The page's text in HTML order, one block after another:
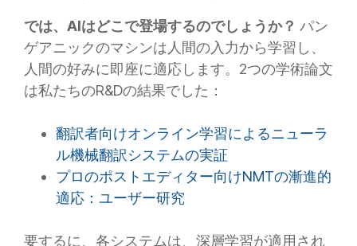
では、AIはどこで登場するのでしょうか？ パン
ゲアニックのマシンは人間の入力から学習し、
人間の好みに即座に適応します。2つの学術論文
は私たちのR&Dの結果でした：
翻訳者向けオンライン学習によるニューラ
ル機械翻訳システムの実証
プロのポストエディター向けNMTの漸進的
適応：ユーザー研究
要するに、各システムは、深層学習が適用され